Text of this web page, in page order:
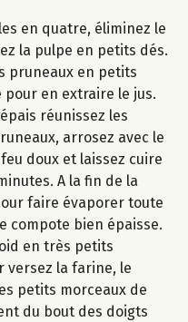
en quatre, éliminez le
la pulpe en petits dés.
pruneaux en petits
pour en extraire le jus.
réunissez les
arrosez avec le
doux et laissez cuire
A la fin de la
faire évaporer toute
compote bien épaisse.
en très petits
versez la farine, le
petits morceaux de
du bout des doigts